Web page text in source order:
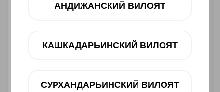
Ishlab chiqaruvchi: SAMSUNG
Muddatli to‘lov
АНДИЖАНСКИЙ ВИЛОЯТ
КАШКАДАРЬИНСКИЙ ВИЛОЯТ
СУРХАНДАРЬИНСКИЙ ВИЛОЯТ